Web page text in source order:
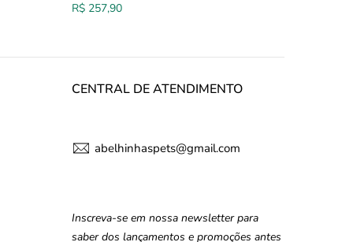
R$ 257,90
CENTRAL DE ATENDIMENTO
abelhinhaspets@gmail.com
Inscreva-se em nossa newsletter para
saber dos lançamentos e promoções antes